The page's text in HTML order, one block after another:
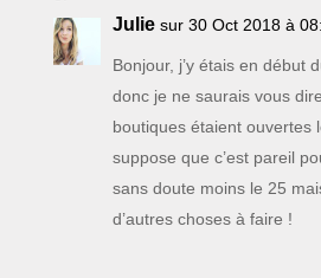
Julie sur 30 Oct 2018 à
Bonjour, j’y étais en début
donc je ne saurais vous
boutiques étaient ouvertes
suppose que c’est pareil
sans doute moins le 25
d’autres choses à faire !